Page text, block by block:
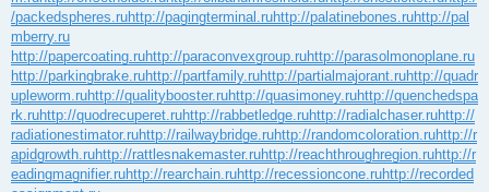
/packedspheres.ruhttp://pagingterminal.ruhttp://palatinebones.ruhttp://pal
mberry.ru
http://papercoating.ruhttp://paraconvexgroup.ruhttp://parasolmonoplane.ru
http://parkingbrake.ruhttp://partfamily.ruhttp://partialmajorant.ruhttp://quadr
upleworm.ruhttp://qualitybooster.ruhttp://quasimoney.ruhttp://quenchedspa
rk.ruhttp://quodrecuperet.ruhttp://rabbetledge.ruhttp://radialchaser.ruhttp://
radiationestimator.ruhttp://railwaybridge.ruhttp://randomcoloration.ruhttp://r
apidgrowth.ruhttp://rattlesnakemaster.ruhttp://reachthroughregion.ruhttp://r
eadingmagnifier.ruhttp://rearchain.ruhttp://recessioncone.ruhttp://recorded